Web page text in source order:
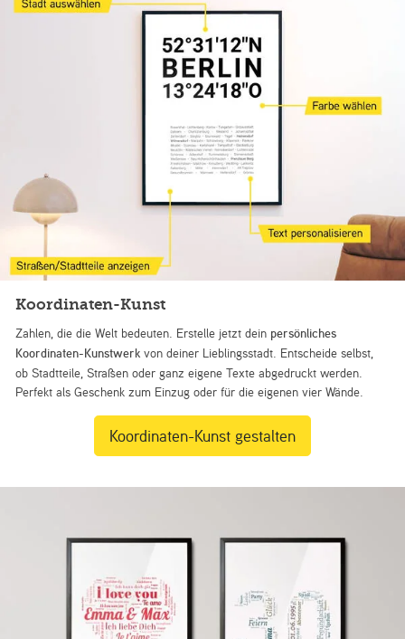
Koordinaten-Kunst
Zahlen, die die Welt bedeuten. Erstelle jetzt dein persönliches
Koordinaten-Kunstwerk von deiner Lieblingsstadt. Entscheide selbst,
ob Stadtteile, Straßen oder ganz eigene Texte abgedruckt werden.
Perfekt als Geschenk zum Einzug oder für die eigenen vier Wände.
Koordinaten-Kunst gestalten